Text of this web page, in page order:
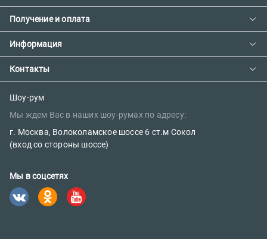
Контакты
О компании
Сотрудничество
Наш блог
Получение и оплата
Доставка и оплата
Предзаказ товара с фабрики
Информация
Как сделать заказ
Политика конфиденциальности
Контакты
E-mail:
sales@parketov-store.ru
Телефоны:
Шоу-рум
Мы ждем Вас в наших шоу-румах по адресу:
г. Москва, Волоколамское шоссе 6 ст.м Сокол
(вход со стороны шоссе)
Мы в соцсетях